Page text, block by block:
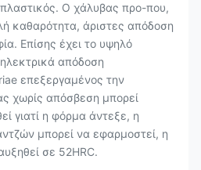
Ο χάλυβας προ-που,
καθαρότητα, άριστες απόδοση
Επίσης έχει το υψηλό
απόδοση
επεξεργαμένος την
χωρίς απόσβεση μπορεί
γιατί η φόρμα άντεξε, η
μπορεί να εφαρμοστεί, η
σε 52HRC.